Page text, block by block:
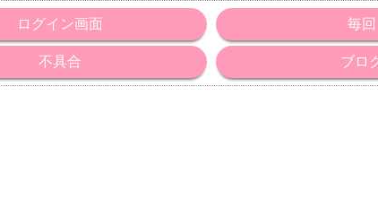
ログイン画面 毎回
不具合 ブロ